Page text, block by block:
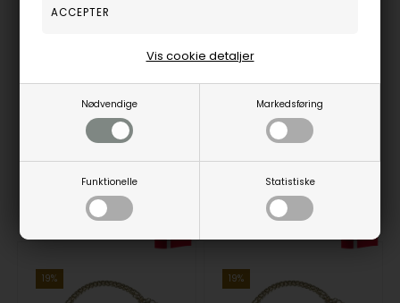
Nødvendige Markedsføring
Funktionelle Statistiske
Vis cookie detaljer
955002HPA-4175-12666
Fjernlager 3-5 hverdage
955002HPA-4175-12665
Fjernlager 3-5 hverdage
19% 19%